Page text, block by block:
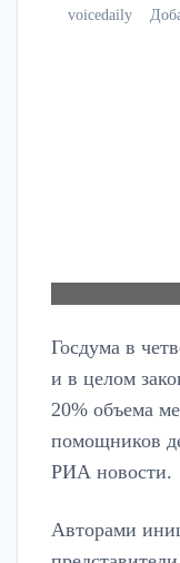
voicedaily
Госдума в
и в целом
20% объема
помощников
РИА новости.
Авторами